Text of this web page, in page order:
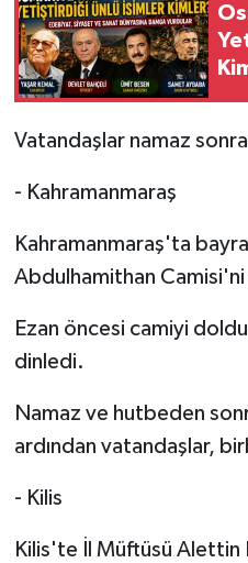
Vatandaşlar namaz
- Kahramanmaraş
Kahramanmaraş'ta
Abdulhamithan
Ezan öncesi camiyi
dinledi.
Namaz ve hutbeden
ardından vatandaşlar,
- Kilis
Kilis'te İl Müftüsü Alettin